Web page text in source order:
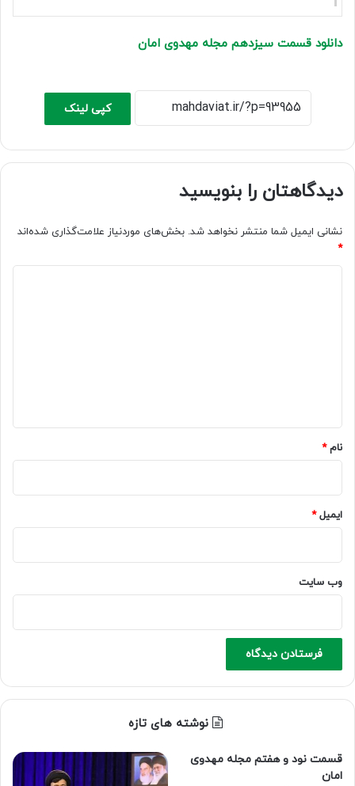
دانلود قسمت سیزدهم مجله مهدوی امان
کپی لینک
دیدگاهتان را بنویسید
نشانی ایمیل شما منتشر نخواهد شد. بخش‌های موردنیاز علامت‌گذاری شده‌اند
*
نام*
ایمیل*
وب‌ سایت
نوشته های تازه
قسمت نود و هفتم مجله مهدوی
امان